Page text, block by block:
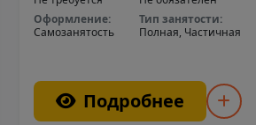
Оформление:
Самозанятость
Тип занятости:
Полная, Частичная
Подробнее